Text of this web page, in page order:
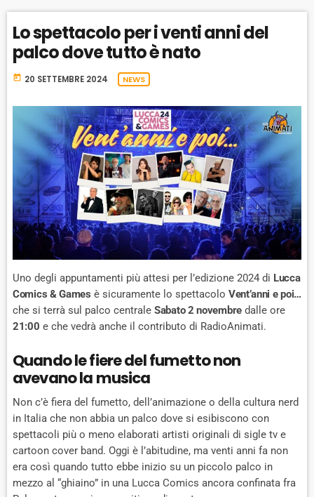
K
R
A
T
E
A
R
D
R
Lo spettacolo per i venti anni del
palco dove tutto è nato
today 20 SETTEMBRE 2024 NEWS
Uno degli appuntamenti più attesi per l’edizione 2024 di Lucca
Comics & Games è sicuramente lo spettacolo Vent’anni e poi…
che si terrà sul palco centrale Sabato 2 novembredalle ore
21:00 e che vedrà anche il contributo di RadioAnimati.
Quando le fiere del fumetto non
avevano la musica
Non c’è fiera del fumetto, dell’animazione o della cultura nerd
in Italia che non abbia un palco dove si esibiscono con
spettacoli più o meno elaborati artisti originali di sigle tv e
cartoon cover band. Oggi è l’abitudine, ma venti anni fa non
era così quando tutto ebbe inizio su un piccolo palco in
mezzo al “ghiaino” in una Lucca Comics ancora confinata fra